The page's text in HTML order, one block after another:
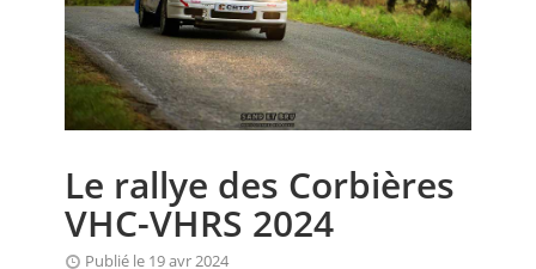
CALENDRIER
FOCUS
ANNUAIRES
PETITES ANNONCES
Le rallye des Corbières
VHC-VHRS 2024
Publié le 19 avr 2024